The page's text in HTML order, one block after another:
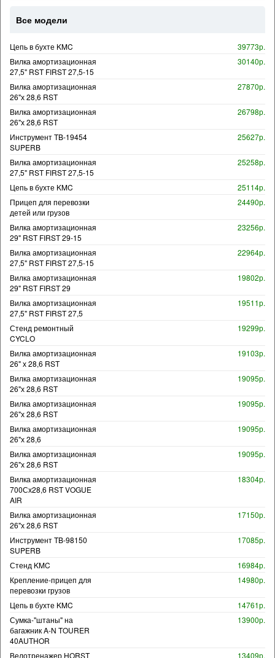
Все модели
Цепь в бухте KMC
39773р.
Вилка амортизационная
27,5" RST FIRST 27,5-15
30140р.
Вилка амортизационная
26"х 28,6 RST
27870р.
Вилка амортизационная
26"х 28,6 RST
26798р.
Инструмент TB-19454
SUPERB
25627р.
Вилка амортизационная
27,5" RST FIRST 27,5-15
25258р.
Цепь в бухте KMC
25114р.
Прицеп для перевозки
детей или грузов
24490р.
Вилка амортизационная
29" RST FIRST 29-15
23256р.
Вилка амортизационная
27,5" RST FIRST 27,5-15
22964р.
Вилка амортизационная
29" RST FIRST 29
19802р.
Вилка амортизационная
27,5" RST FIRST 27,5
19511р.
Стенд ремонтный
CYCLO
19299р.
Вилка амортизационная
26" х 28,6 RST
19103р.
Вилка амортизационная
26"х 28,6 RST
19095р.
Вилка амортизационная
26"х 28,6 RST
19095р.
Вилка амортизационная
26"х 28,6
19095р.
Вилка амортизационная
26"х 28,6 RST
19095р.
Вилка амортизационная
700Сх28,6 RST VOGUE
AIR
18304р.
Вилка амортизационная
26"х 28,6 RST
17150р.
Инструмент TB-98150
SUPERB
17085р.
Стенд KMC
16984р.
Крепление-прицеп для
перевозки грузов
14980р.
Цепь в бухте KMC
14761р.
Сумка-"штаны" на
багажник A-N TOURER
40AUTHOR
13900р.
Велотренажер HORST 13409р.